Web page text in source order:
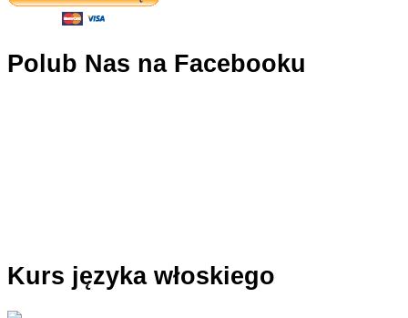
Polub Nas na Facebooku
Kurs języka włoskiego